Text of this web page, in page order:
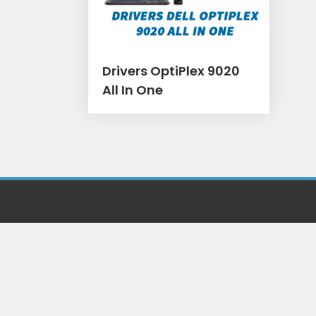
Drivers OptiPlex 9020
All In One